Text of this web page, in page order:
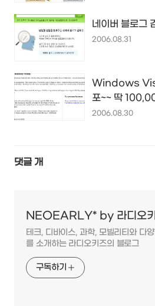
네이버 블로그
2006.08.31
Windows
포~~ 딱
2006.08.30
댓글 개
NEOEARLY* by 라디오
테크, 디바이스, 과학, 모빌리티와 다
를 소개하는 라디오키즈의 블로그
구독하기